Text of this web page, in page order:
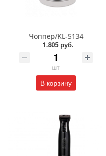
Чоппер/KL-5134
1.805 руб.
шт
В корзину